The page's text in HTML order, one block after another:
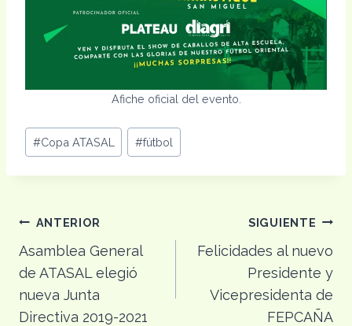
Afiche oficial del evento.
Etiquetas
de
la
#Copa ATASAL #fútbol
Navegación
de
entradas
ANTERIOR
Asamblea General
de ATASAL elegió
nueva Junta
Directiva 2019-2021
SIGUIENTE
Felicidades al nuevo
Presidente y
Vicepresidenta de
FEPCAÑA